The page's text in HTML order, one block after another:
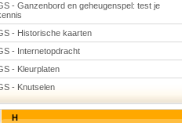
- Ganzenbord en geheugenspel: test je
- Historische kaarten
- Internetopdracht
- Kleurplaten
- Knutselen
H